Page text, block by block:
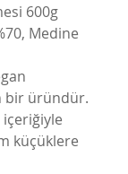
600g
Medine
bir üründür.
içeriğiyle
küçüklere